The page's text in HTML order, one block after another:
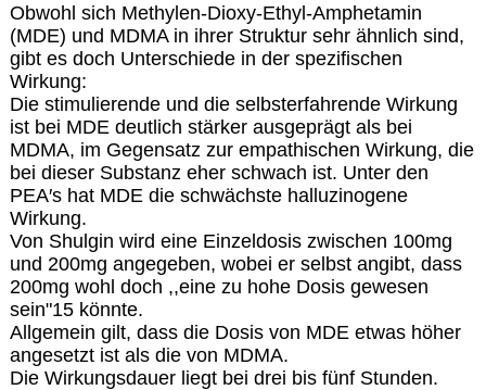
Obwohl sich Methylen-Dioxy-Ethyl-Amphetamin
(MDE) und MDMA in ihrer Struktur sehr ähnlich sind,
gibt es doch Unterschiede in der spezifischen
Wirkung:
Die stimulierende und die selbsterfahrende Wirkung
ist bei MDE deutlich stärker ausgeprägt als bei
MDMA, im Gegensatz zur empathischen Wirkung, die
bei dieser Substanz eher schwach ist. Unter den
PEA′s hat MDE die schwächste halluzinogene
Wirkung.
Von Shulgin wird eine Einzeldosis zwischen 100mg
und 200mg angegeben, wobei er selbst angibt, dass
200mg wohl doch ,,eine zu hohe Dosis gewesen
sein"15 könnte.
Allgemein gilt, dass die Dosis von MDE etwas höher
angesetzt ist als die von MDMA.
Die Wirkungsdauer liegt bei drei bis fünf Stunden.